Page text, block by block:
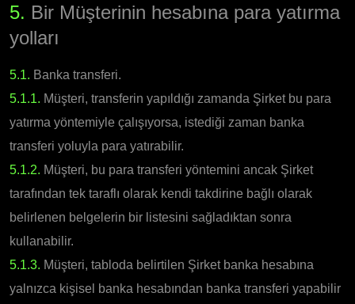
5. Bir Müşterinin hesabına para yatırma
yolları
5.1. Banka transferi.
5.1.1. Müşteri, transferin yapıldığı zamanda Şirket bu para
yatırma yöntemiyle çalışıyorsa, istediği zaman banka
transferi yoluyla para yatırabilir.
5.1.2. Müşteri, bu para transferi yöntemini ancak Şirket
tarafından tek taraflı olarak kendi takdirine bağlı olarak
belirlenen belgelerin bir listesini sağladıktan sonra
kullanabilir.
5.1.3. Müşteri, tabloda belirtilen Şirket banka hesabına
yalnızca kişisel banka hesabından banka transferi yapabilir